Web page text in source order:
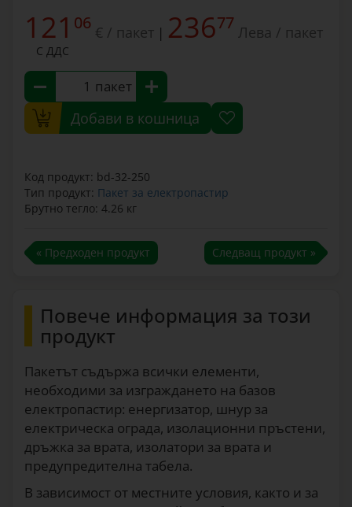
121 06 € / пакет | 23677 Лева / пакет
С ДДС
пакет
Добави в кошница
Код продукт: bd-32-250
Тип продукт: Пакет за електропастир
Брутно тегло: 4.26 кг
« Предходен продукт Следващ продукт »
Повече информация за този
продукт
Пакетът съдържа всички елементи,
необходими за изграждането на базов
електропастир: енергизатор, шнур за
електрическа ограда, изолационни пръстени,
дръжка за врата, изолатори за врата и
предупредителна табела.
В зависимост от местните условия, както и за